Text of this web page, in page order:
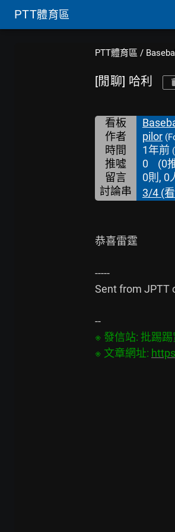
PTT體育區
PTT體育區 /
[閒聊] 哈利
看板
作者
pilor
時間 1年前
推噓 0 (0
留言
0則, 0
討論串 3/4 (
恭喜雷霆
-----
Sent from JPTT
※ 發信站: 批踢
※ 文章網址: